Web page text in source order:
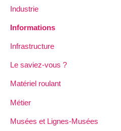
Industrie
Informations
Infrastructure
Le saviez-vous ?
Matériel roulant
Métier
Musées et Lignes-Musées